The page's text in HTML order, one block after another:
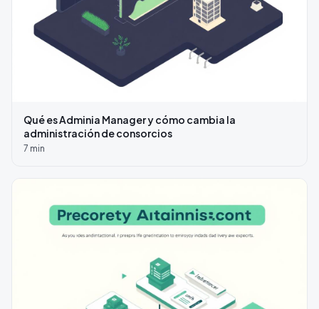
Qué es Adminia Manager y cómo cambia la
administración de consorcios
7 min